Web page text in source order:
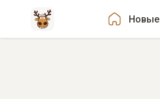
Новые